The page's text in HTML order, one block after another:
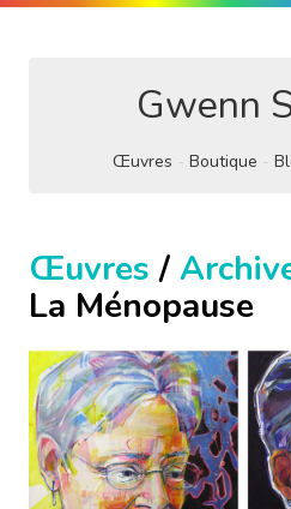
Gwenn
Œuvres Boutique
Œuvres /
La Ménopause